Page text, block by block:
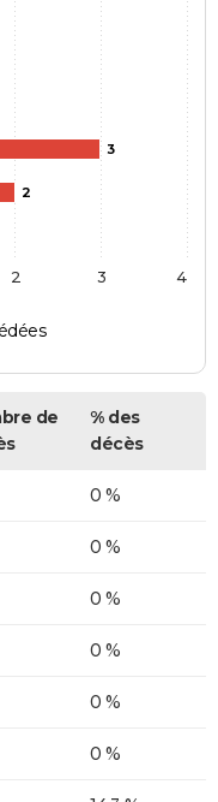
3
2
2 3 4
de
% des
décès
0 %
0 %
0 %
0 %
0 %
0 %